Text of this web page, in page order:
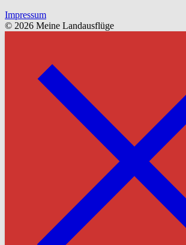
Impressum
© 2026 Meine Landausflüge